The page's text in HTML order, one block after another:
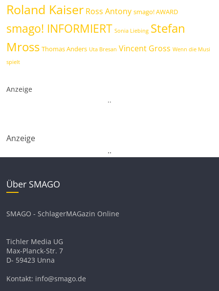
Roland Kaiser Ross Antony smago! AWARD
smago! INFORMIERT Sonia Liebing Stefan
Mross Thomas Anders Uta Bresan Vincent Gross Wenn die Musi
spielt
Anzeige
..
Anzeige
..
Über SMAGO
SMAGO - SchlagerMAGazin Online
Tichler Media UG
Max-Planck-Str. 7
D- 59423 Unna
Kontakt: info@smago.de